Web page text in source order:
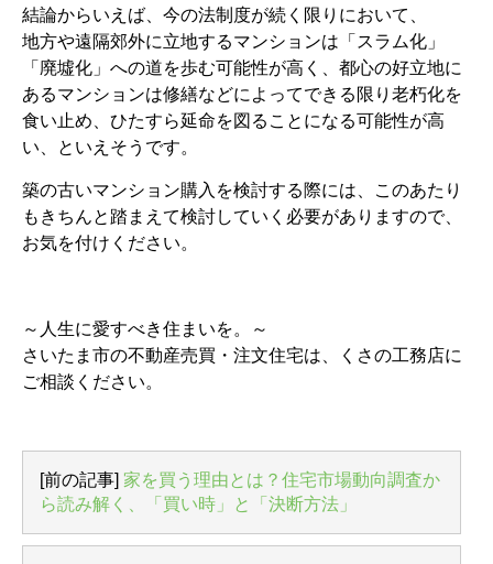
結論からいえば、今の法制度が続く限りにおいて、
地方や遠隔郊外に立地するマンションは「スラム化」
「廃墟化」への道を歩む可能性が高く、都心の好立地に
あるマンションは修繕などによってできる限り老朽化を
食い止め、ひたすら延命を図ることになる可能性が高
い、といえそうです。
築の古いマンション購入を検討する際には、このあたり
もきちんと踏まえて検討していく必要がありますので、
お気を付けください。
～人生に愛すべき住まいを。～
さいたま市の不動産売買・注文住宅は、くさの工務店に
ご相談ください。
[前の記事] 家を買う理由とは？住宅市場動向調査か
ら読み解く、「買い時」と「決断方法」